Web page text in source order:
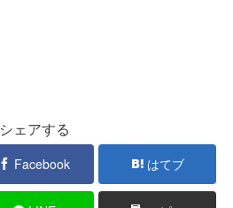
シェアする
Facebook はてブ